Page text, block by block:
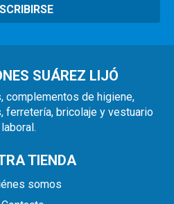
SUÁREZ LIJÓ
complementos de higiene,
ferretería, bricolaje y vestuario
laboral.
TIENDA
somos